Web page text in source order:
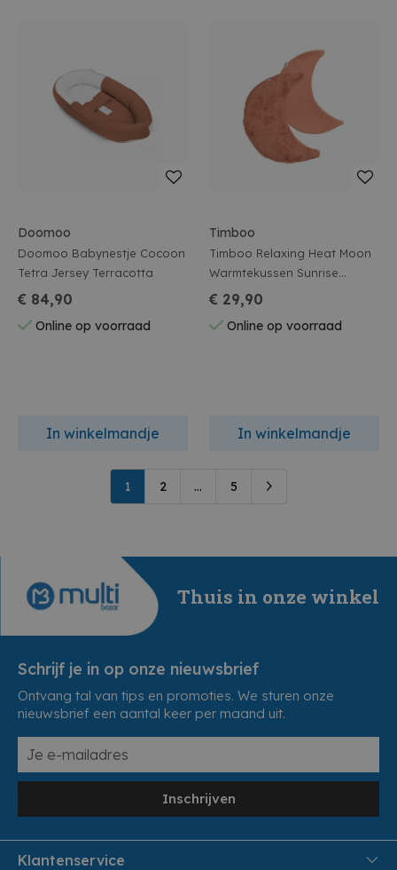
Doomoo
Doomoo Babynestje Cocoon
Tetra Jersey Terracotta
€ 84,90
Online op voorraad
In winkelmandje
Timboo
Timboo Relaxing Heat Moon
Warmtekussen Sunrise
Orange
€ 29,90
Online op voorraad
In winkelmandje
1 2 ... 5
Thuis in onze winkel
Schrijf je in op onze nieuwsbrief
Ontvang tal van tips en promoties. We sturen onze
nieuwsbrief een aantal keer per maand uit.
Inschrijven
Klantenservice